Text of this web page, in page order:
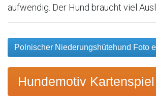
aufwendig. Der Hund braucht viel
Polnischer Niederungshütehund Foto
Hundemotiv Kartenspiel